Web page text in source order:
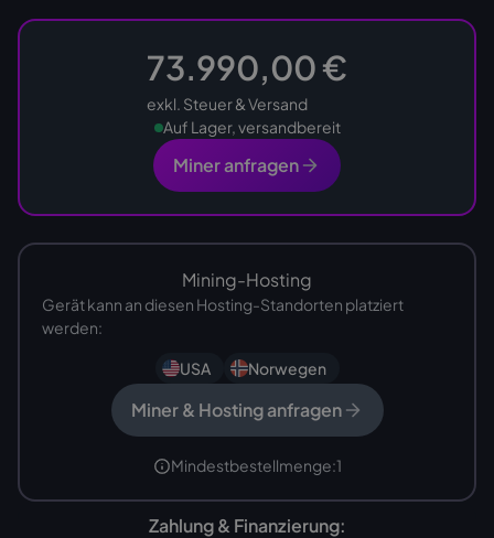
73.990,00 €
exkl. Steuer & Versand
Auf Lager, versandbereit
Miner anfragen
Mining-Hosting
Gerät kann an diesen Hosting-Standorten platziert
werden:
USA Norwegen
Miner & Hosting anfragen
Mindestbestellmenge:1
Zahlung & Finanzierung: